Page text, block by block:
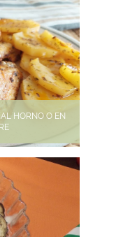
HORNO O EN